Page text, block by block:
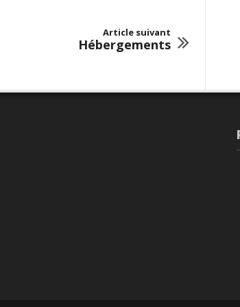
Article suivant
Hébergements